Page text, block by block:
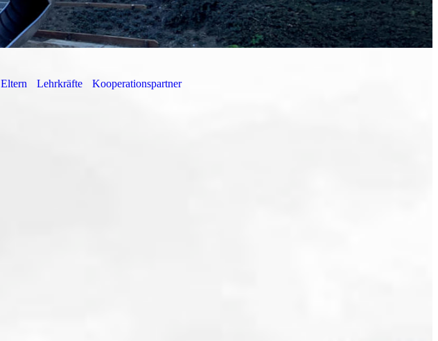
Eltern Lehrkräfte Kooperationspartner